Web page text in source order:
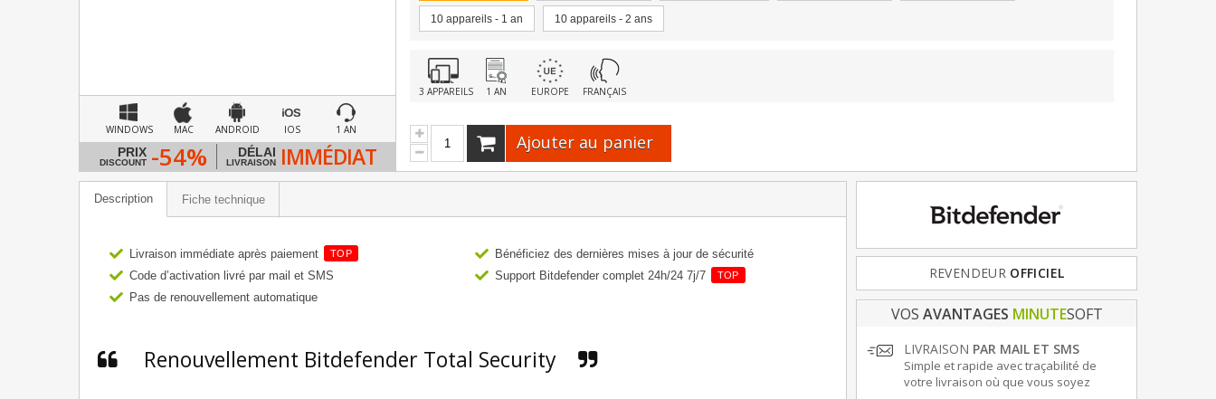
WINDOWS MAC ANDROID IOS 1 AN
PRIX
DISCOUNT -54% DÉLAI
LIVRAISON IMMÉDIAT
10 appareils - 1 an 10 appareils - 2 ans
3 APPAREILS 1 AN EUROPE FRANÇAIS
Ajouter au panier
Description Fiche technique
Livraison immédiate après paiement TOP
Code d’activation livré par mail et SMS
Pas de renouvellement automatique
Bénéficiez des dernières mises à jour de sécurité
Support Bitdefender complet 24h/24 7j/7
TOP
Renouvellement Bitdefender Total Security
REVENDEUR OFFICIEL
FRANCE & EUROPE
VOS AVANTAGES MINUTESOFT
LIVRAISON PAR MAIL ET SMS
Simple et rapide avec traçabilité de
votre livraison où que vous soyez